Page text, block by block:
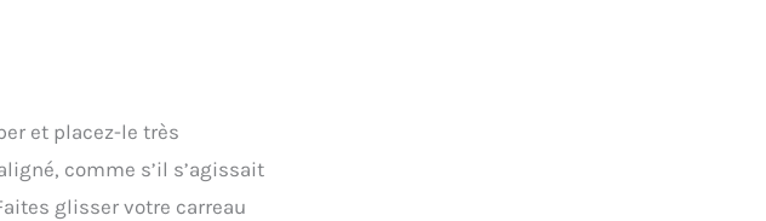
et placez-le très
comme s’il s’agissait
glisser votre carreau